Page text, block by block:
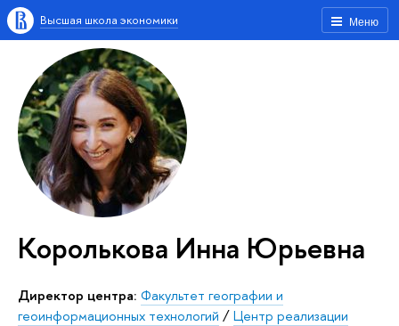
Меню
Высшая школа экономики
Королькова Инна Юрьевна
Директор центра: Факультет географии и
геоинформационных технологий /Центр реализации